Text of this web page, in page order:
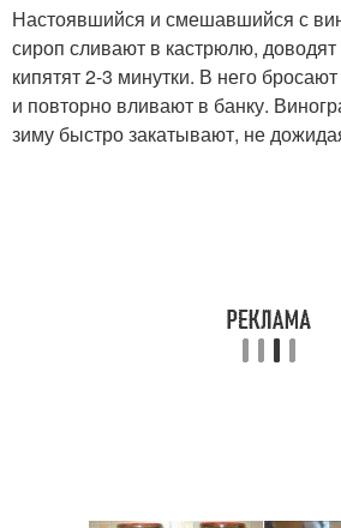
Настоявшийся и смешавшийся с
сироп сливают в кастрюлю,
кипятят 2-3 минутки. В него
и повторно вливают в банку.
зиму быстро закатывают, не